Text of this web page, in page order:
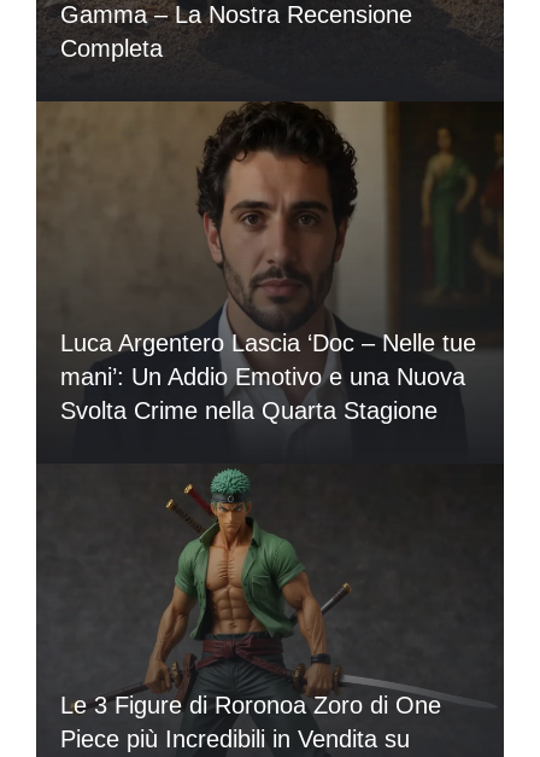
Gamma – La Nostra Recensione
Completa
Luca Argentero Lascia ‘Doc – Nelle tue
mani’: Un Addio Emotivo e una Nuova
Svolta Crime nella Quarta Stagione
Le 3 Figure di Roronoa Zoro di One
Piece più Incredibili in Vendita su